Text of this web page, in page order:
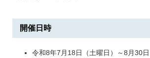
開催日時
令和8年7月18日（土曜日）～8月30